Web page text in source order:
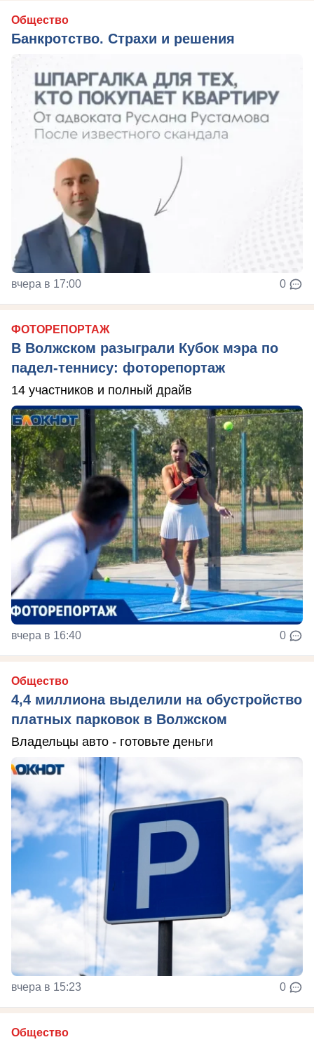
Общество
Банкротство. Страхи и решения
вчера в 17:00 0
ФОТОРЕПОРТАЖ
В Волжском разыграли Кубок мэра по
падел-теннису: фоторепортаж
14 участников и полный драйв
вчера в 16:40 0
Общество
4,4 миллиона выделили на обустройство
платных парковок в Волжском
Владельцы авто - готовьте деньги
вчера в 15:23 0
Общество